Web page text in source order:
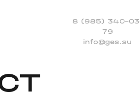
8 (985) 340-
79
info@ges.su